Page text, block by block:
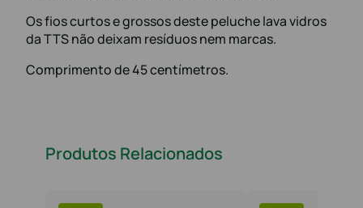
Os fios curtos e grossos deste peluche lava vidros
da TTS não deixam resíduos nem marcas.
Comprimento de 45 centímetros.
Produtos Relacionados